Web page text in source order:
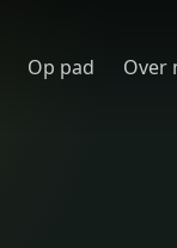
Op pad Over